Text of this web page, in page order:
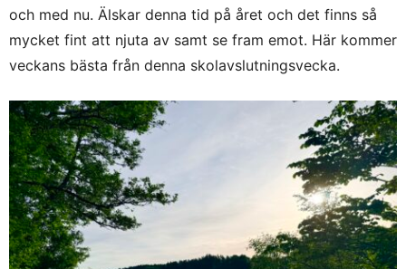
och med nu. Älskar denna tid på året och det finns så
mycket fint att njuta av samt se fram emot. Här kommer
veckans bästa från denna skolavslutningsvecka.